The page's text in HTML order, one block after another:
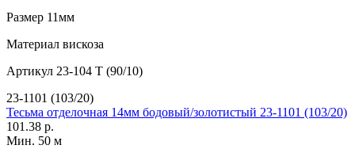
Размер 11мм
Материал вискоза
Артикул 23-104 T (90/10)
23-1101 (103/20)
Тесьма отделочная 14мм бодовый/золотистый 23-1101 (103/20)
101.38 р.
Мин. 50 м